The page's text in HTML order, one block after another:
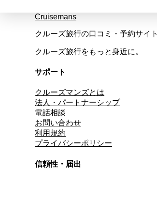
Cruisemans
クルーズ旅行の口コミ・予約サイト
クルーズ旅行をもっと身近に。
サポート
クルーズマンズとは
法人・パートナーシップ
電話相談
お問い合わせ
利用規約
プライバシーポリシー
信頼性・届出